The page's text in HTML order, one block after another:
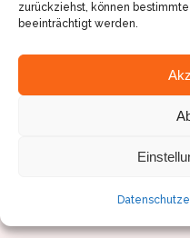
zurückziehst, können
beeinträchtigt werden.